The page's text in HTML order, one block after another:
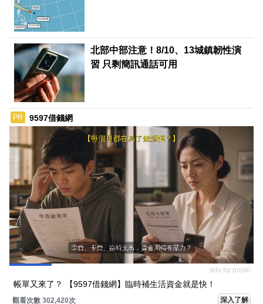
北部中部注意！8/10、13城鎮韌性演
習 只剩簡訊通話可用
PR 9597借錢網
ads by popIn
帳單又來了？ 【9597借錢網】臨時補生活資金就是快！
觀看次數 302,420次 深入了解